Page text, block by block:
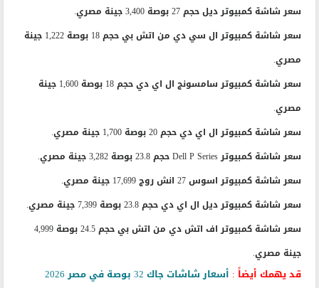
سعر شاشة كمبيوتر ديل حجم 27 بوصة 3,400 جينة مصري.
سعر شاشة كمبيوتر ال سي دي من اتش بي حجم 18 بوصة 1,222 جينة
مصري.
سعر شاشة كمبيوتر سامسونج ال اي دي حجم 18 بوصة 1,600 جينة
مصري.
سعر شاشة كمبيوتر ال اي دي حجم 20 بوصة 1,700 جينة مصري.
سعر شاشة كمبيوتر Dell P Series حجم 23.8 بوصة 3,282 جينة مصري.
سعر شاشة كمبيوتر اسوس 27 انش روج 17,699 جينة مصري.
سعر شاشة كمبيوتر ديل ال اي دي حجم 23.8 بوصة 7,399 جينة مصري.
سعر شاشة كمبيوتر اف اتش دي من اتش بي حجم 24.5 بوصة 4,999
جينة مصري.
قد يهمك أيضاً : أسعار شاشات جاك 32 بوصة في مصر 2026